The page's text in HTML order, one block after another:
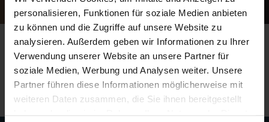
personalisieren, Funktionen für soziale Medien anbieten
zu können und die Zugriffe auf unsere Website zu
analysieren. Außerdem geben wir Informationen zu Ihrer
Verwendung unserer Website an unsere Partner für
soziale Medien, Werbung und Analysen weiter. Unsere
Partner führen diese Informationen möglicherweise mit
weiteren Daten zusammen, die Sie ihnen bereitgestellt
Diese Seite befindet sich im Aufbau.